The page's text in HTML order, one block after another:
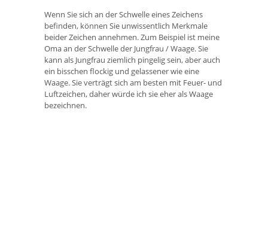
Wenn Sie sich an der Schwelle eines Zeichens
befinden, können Sie unwissentlich Merkmale
beider Zeichen annehmen. Zum Beispiel ist meine
Oma an der Schwelle der Jungfrau / Waage. Sie
kann als Jungfrau ziemlich pingelig sein, aber auch
ein bisschen flockig und gelassener wie eine
Waage. Sie verträgt sich am besten mit Feuer- und
Luftzeichen, daher würde ich sie eher als Waage
bezeichnen.